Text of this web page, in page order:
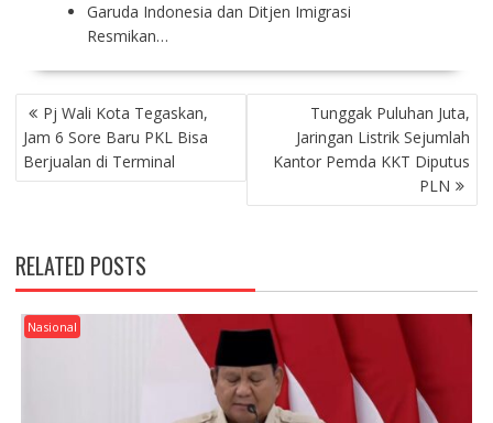
Garuda Indonesia dan Ditjen Imigrasi
Resmikan…
P
O
S
T
V
I
G
A
T
Pj Wali Kota Tegaskan,
Jam 6 Sore Baru PKL Bisa
Berjualan di Terminal
Tunggak Puluhan Juta,
Jaringan Listrik Sejumlah
Kantor Pemda KKT Diputus
PLN
RELATED POSTS
Nasional